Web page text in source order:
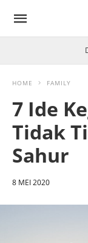
HOME FAMILY
7 Ide
Tidak
Sahur
8 MEI 2020